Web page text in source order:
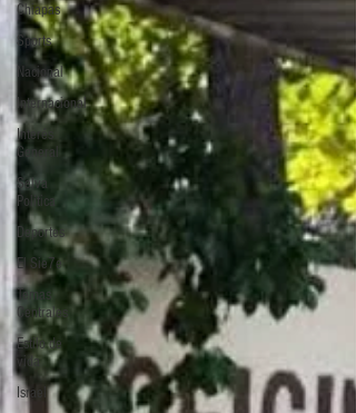
Chiapas
Sports
Nacional
Internacional
Interés
General
Selva
Política
Deportes
El Sie7e
Temas
Centrales
Estilo de
vida
Israel